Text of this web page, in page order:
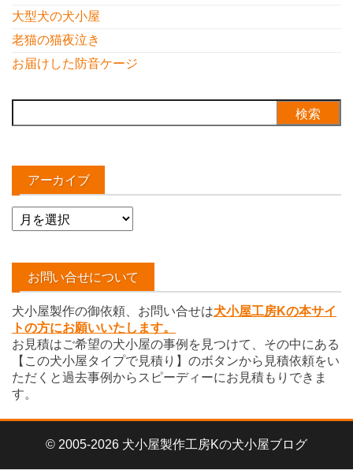
大型犬の犬小屋
老猫の猫夜泣き
お届けした防音ケージ
索:
アーカイブ
ア
ー
イ
お問い合せについて
犬小屋製作の御依頼、お問い合せは犬小屋工房Kの本サイ
トの方にお願いいたします。
お見積はご希望の犬小屋の事例を見つけて、その中にある
【この犬小屋タイプで見積り】のボタンから見積依頼をい
ただくと過去事例からスピーディーにお見積もりできま
す。
© 2005-2026 犬小屋製作工房Kの犬小屋ブログ